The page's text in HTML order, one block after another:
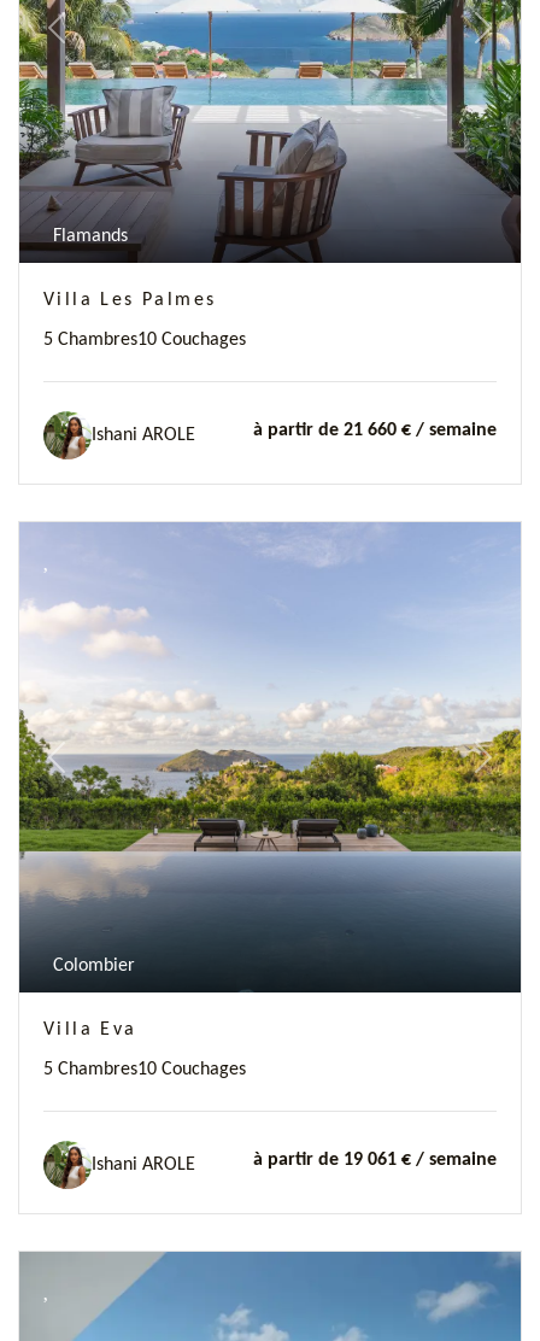
Previous Next
Flamands
Villa Les Palmes
5 Chambres10 Couchages
Ishani AROLE à partir de 21 660 € / semaine
Previous Next
Colombier
Villa Eva
5 Chambres10 Couchages
Ishani AROLE à partir de 19 061 € / semaine